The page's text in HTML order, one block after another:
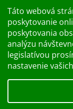
Táto webová
poskytovanie
poskytovania
analýzu
legislatívou
nastavenie
Nákupný košík